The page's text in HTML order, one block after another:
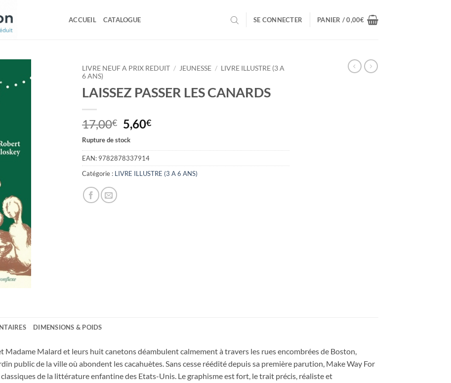
ACCUEIL CATALOGUE SE CONNECTER PANIER /0,00€
LIVRE NEUF A PRIX REDUIT / JEUNESSE / LIVRE ILLUSTRE (3 A
6 ANS)
LAISSEZ PASSER LES CANARDS
17,00€
Le
prix
initial
était :
17,00€.
5,60€Le
actuel
5,60€.
Rupture de stock
EAN: 9782878337914
Catégorie : LIVRE ILLUSTRE (3 A 6 ANS)
DIMENSIONS & POIDS
Malard et leurs huit canetons déambulent calmement à travers les rues encombrées de Boston,
public de la ville où abondent les cacahuètes. Sans cesse réédité depuis sa première parution, Make Way For
de la littérature enfantine des Etats-Unis. Le graphisme est fort, le trait précis, réaliste et